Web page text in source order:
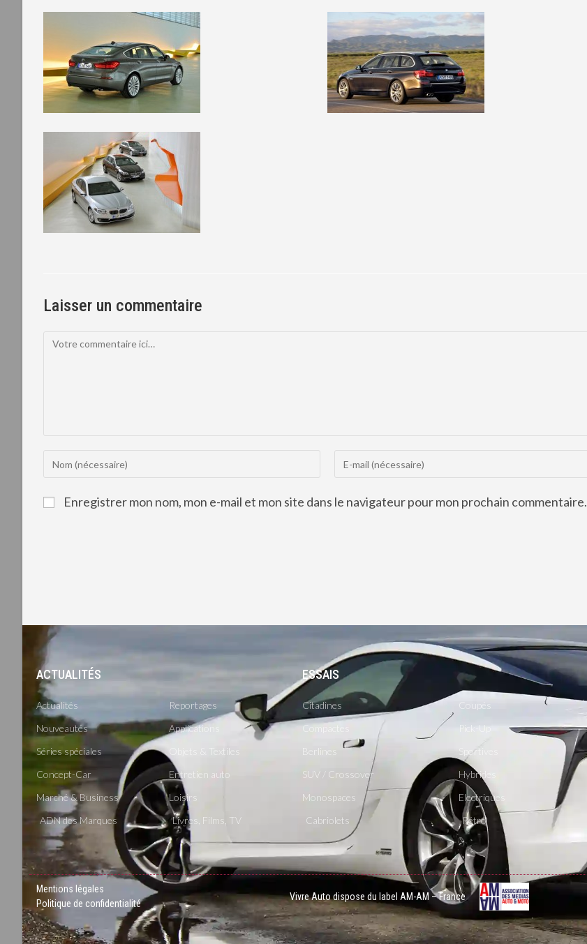
Laisser un commentaire
Enregistrer mon nom, mon e-mail et mon site dans le navigateur pour mon prochain commentaire.
ACTUALITÉS
Actualités
Nouveautés
Séries spéciales
Concept-Car
Marché & Business
ADN des Marques
Reportages
Applications
Objets & Textiles
Entretien auto
Loisirs
Livres, Films, TV
ESSAIS
Citadines
Compactes
Berlines
SUV / Crossover
Monospaces
Cabriolets
-
Coupés
Pick-Up
Sportives
Hybrides
Electriques
Rétro
Mentions légales
Politique de confidentialité
Vivre Auto dispose du label AM-AM – France